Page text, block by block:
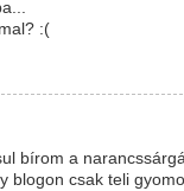
:(
bírom a
blogon csak teli